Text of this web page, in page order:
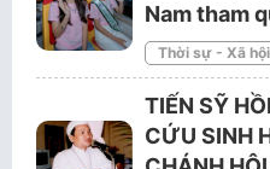
Nam tham
Thời sự - Xã hội
TIẾN SỸ
CỨU SINH